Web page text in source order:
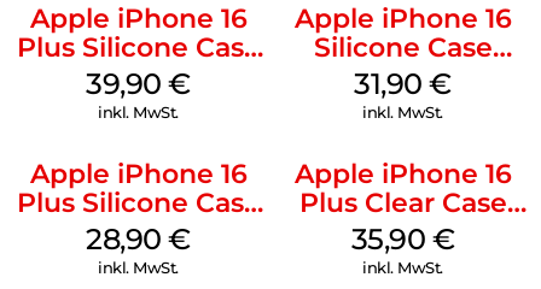
Apple iPhone 16
Plus Silicone Case
MagSafe Plum
39,90€
inkl. MwSt.
Apple iPhone 16
Silicone Case
MagSafe Fuchsia
31,90€
inkl. MwSt.
Apple iPhone 16
Plus Silicone Case
MagSafe Black
28,90€
inkl. MwSt.
Apple iPhone 16
Plus Clear Case
MagSafe
Transparent
35,90 €
inkl. MwSt.